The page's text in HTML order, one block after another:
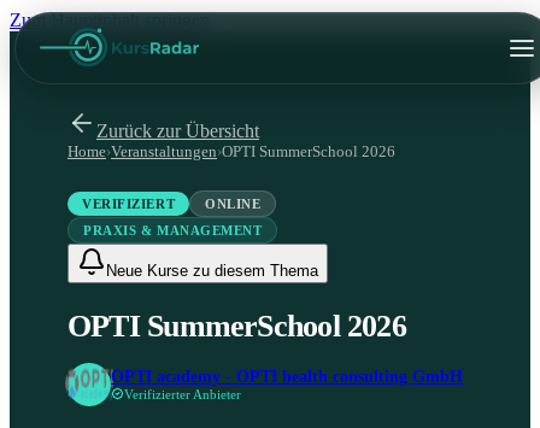
Zum Hauptinhalt springen
Zurück zur Übersicht
Home›Veranstaltungen›OPTI SummerSchool 2026
VERIFIZIERT
ONLINE
PRAXIS & MANAGEMENT
Neue Kurse zu diesem Thema
OPTI SummerSchool 2026
OPTI academy - OPTI health consulting GmbH
Verifizierter Anbieter